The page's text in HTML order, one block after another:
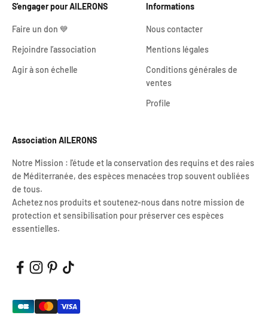
S'engager pour AILERONS
Faire un don 💙
Rejoindre l’association
Agir à son échelle
Informations
Nous contacter
Mentions légales
Conditions générales de
ventes
Profile
Association AILERONS
Notre Mission : l'étude et la conservation des requins et des raies
de Méditerranée, des espèces menacées trop souvent oubliées
de tous.
Achetez nos produits et soutenez-nous dans notre mission de
protection et sensibilisation pour préserver ces espèces
essentielles.